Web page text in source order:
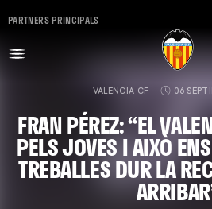
PARTNERS PRINCIPALS
VALENCIA CF 06
FRAN PÉREZ: “EL
PELS JOVES I AIXÒ
TREBALLES DUR LA